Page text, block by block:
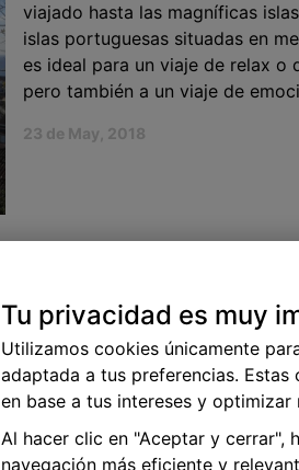
viajado hasta las magníficas
islas portuguesas situadas en
es ideal para un viaje de relax o
pero también a un viaje de
23 de May, 2018
Hoy estamos de celebración ya
por fin podemos presentar
BuscoUnChollo.com. Además
hemos incluido numerosas
todo con un objetivo: que tu
excelente.¿En qué nos hemos
modificaciones?...
Tu privacidad es muy
Utilizamos cookies únicamente
adaptada a tus preferencias.
en base a tus intereses y optimizar
Al hacer clic en "Aceptar y cerrar",
navegación más eficiente y